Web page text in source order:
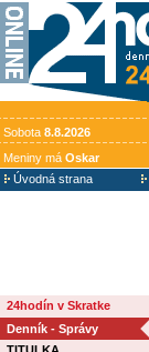
Sobota 8.8.2026
Meniny má Oskar
Úvodná strana
24hodín v Skratke
Denník - Správy